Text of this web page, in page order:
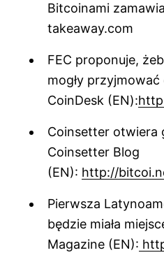
Bitcoinami
takeaway.com
FEC proponuje,
mogły
CoinDesk (EN):
Coinsetter otwiera
Coinsetter Blog
(EN): http://
Pierwsza
będzie miała
Magazine (EN):